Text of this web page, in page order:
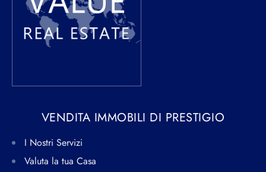
VENDITA IMMOBILI DI PRESTIGIO
I Nostri Servizi
Valuta la tua Casa